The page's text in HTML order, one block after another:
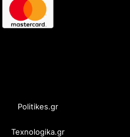
Politikes.gr
Texnologika.gr